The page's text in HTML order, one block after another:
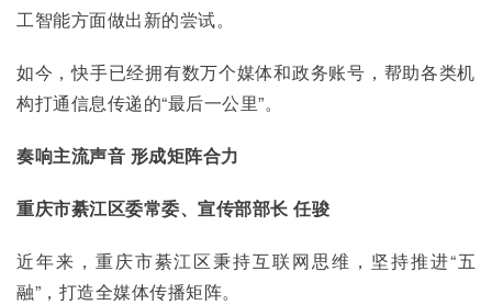
工智能方面做出新的尝试。
如今，快手已经拥有数万个媒体和政务账号，帮助各类机
构打通信息传递的“最后一公里”。
奏响主流声音 形成矩阵合力
重庆市綦江区委常委、宣传部部长 任骏
近年来，重庆市綦江区秉持互联网思维，坚持推进“五
融”，打造全媒体传播矩阵。